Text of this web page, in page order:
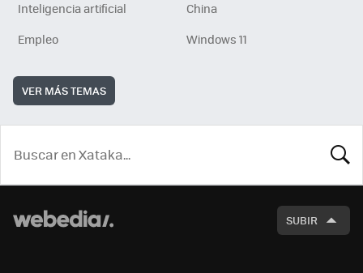
Inteligencia artificial
China
Empleo
Windows 11
VER MÁS TEMAS
SUBIR